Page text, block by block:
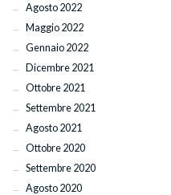
Agosto 2022
Maggio 2022
Gennaio 2022
Dicembre 2021
Ottobre 2021
Settembre 2021
Agosto 2021
Ottobre 2020
Settembre 2020
Agosto 2020